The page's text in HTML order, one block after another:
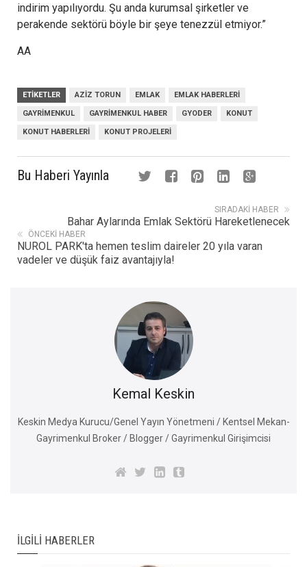
indirim yapılıyordu. Şu anda kurumsal şirketler ve
perakende sektörü böyle bir şeye tenezzül etmiyor.”
AA
ETIKETLER AZIZ TORUN EMLAK EMLAK HABERLERI
GAYRIMENKUL GAYRIMENKUL HABER GYODER KONUT
KONUT HABERLERI KONUT PROJELERI
Bu Haberi Yayınla
SIRADAKI HABER
Bahar Aylarında Emlak Sektörü Hareketlenecek
ÖNCEKI HABER
NUROL PARK'ta hemen teslim daireler 20 yıla varan
vadeler ve düşük faiz avantajıyla!
Kemal Keskin
Keskin Medya Kurucu/Genel Yayın Yönetmeni / Kentsel Mekan-
Gayrimenkul Broker / Blogger / Gayrimenkul Girişimcisi
İLGILI HABERLER